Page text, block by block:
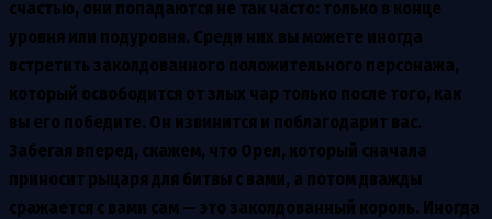
счастью, они попадаются не так часто: только в конце
уровня или подуровня. Среди них вы можете иногда
встретить заколдованного положительного персонажа,
который освободится от злых чар только после того, как
вы его победите. Он извинится и поблагодарит вас.
Забегая вперед, скажем, что Орел, который сначала
приносит рыцаря для битвы с вами, а потом дважды
сражается с вами сам — это заколдованный король. Иногда